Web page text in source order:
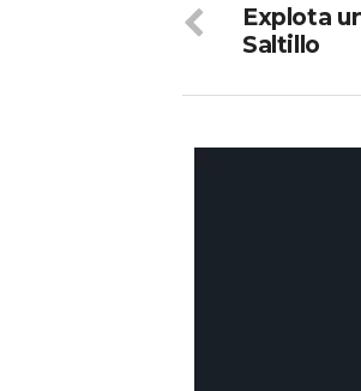
Explota
Saltillo